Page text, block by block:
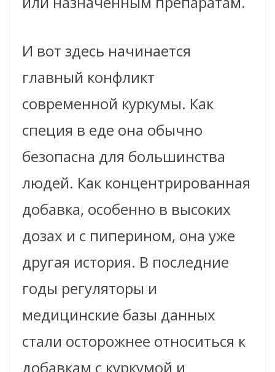
И вот здесь начинается
главный конфликт
современной куркумы. Как
специя в еде она обычно
безопасна для большинства
людей. Как концентрированная
добавка, особенно в высоких
дозах и с пиперином, она уже
другая история. В последние
годы регуляторы и
медицинские базы данных
стали осторожнее относиться к
добавкам с куркумой и